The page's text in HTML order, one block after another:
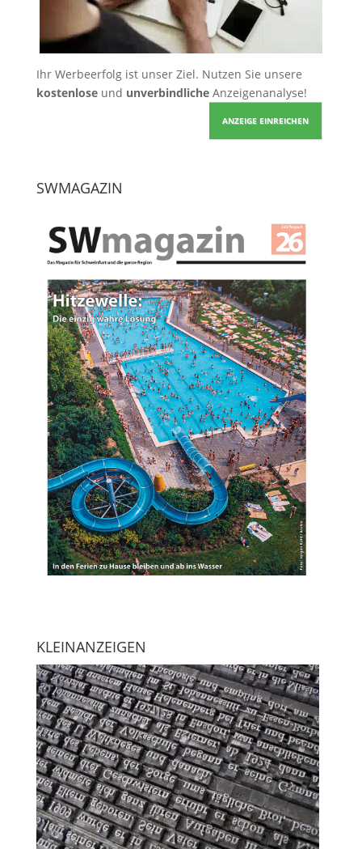
Ihr Werbeerfolg ist unser Ziel. Nutzen Sie unsere
kostenloseund unverbindlicheAnzeigenanalyse!
ANZEIGE EINREICHEN
SWMAGAZIN
KLEINANZEIGEN